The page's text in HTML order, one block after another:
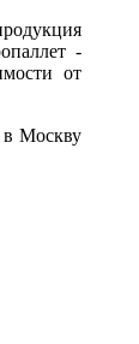
-
от
в Москву